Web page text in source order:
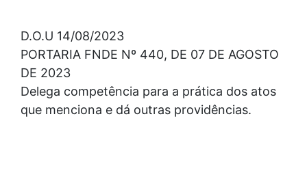
D.O.U 14/08/2023
PORTARIA FNDE Nº 440, DE 07 DE AGOSTO
DE 2023
Delega competência para a prática dos atos
que menciona e dá outras providências.